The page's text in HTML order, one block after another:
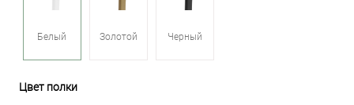
Белый Золотой Черный
Цвет полки